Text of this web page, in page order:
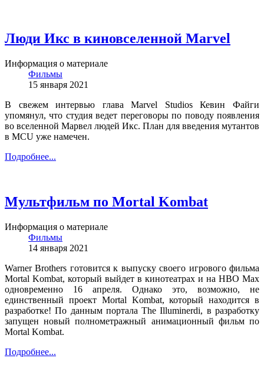
Люди Икс в киновселенной Marvel
Информация о материале
Фильмы
15 января 2021
В свежем интервью глава Marvel Studios Кевин Файги
упомянул, что студия ведет переговоры по поводу появления
во вселенной Марвел людей Икс. План для введения мутантов
в MCU уже намечен.
Подробнее...
Мультфильм по Mortal Kombat
Информация о материале
Фильмы
14 января 2021
Warner Brothers готовится к выпуску своего игрового фильма
Mortal Kombat, который выйдет в кинотеатрах и на HBO Max
одновременно 16 апреля. Однако это, возможно, не
единственный проект Mortal Kombat, который находится в
разработке! По данным портала The Illuminerdi, в разработку
запущен новый полнометражный анимационный фильм по
Mortal Kombat.
Подробнее...